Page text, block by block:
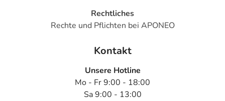
Rechtliches
Rechte und Pflichten bei APONEO
Kontakt
Unsere Hotline
Mo - Fr 9:00 - 18:00
Sa 9:00 - 13:00